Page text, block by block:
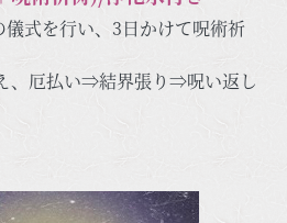
式を行い、3日かけて呪術祈
、厄払い⇒結界張り⇒呪い返し